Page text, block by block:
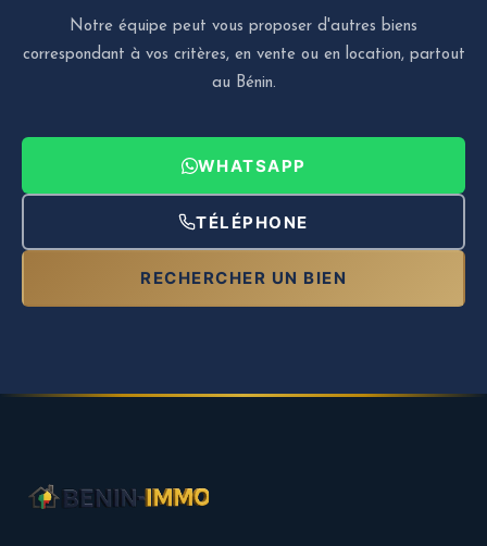
Notre équipe peut vous proposer d'autres biens
correspondant à vos critères, en vente ou en location, partout
au Bénin.
WHATSAPP
TÉLÉPHONE
RECHERCHER UN BIEN